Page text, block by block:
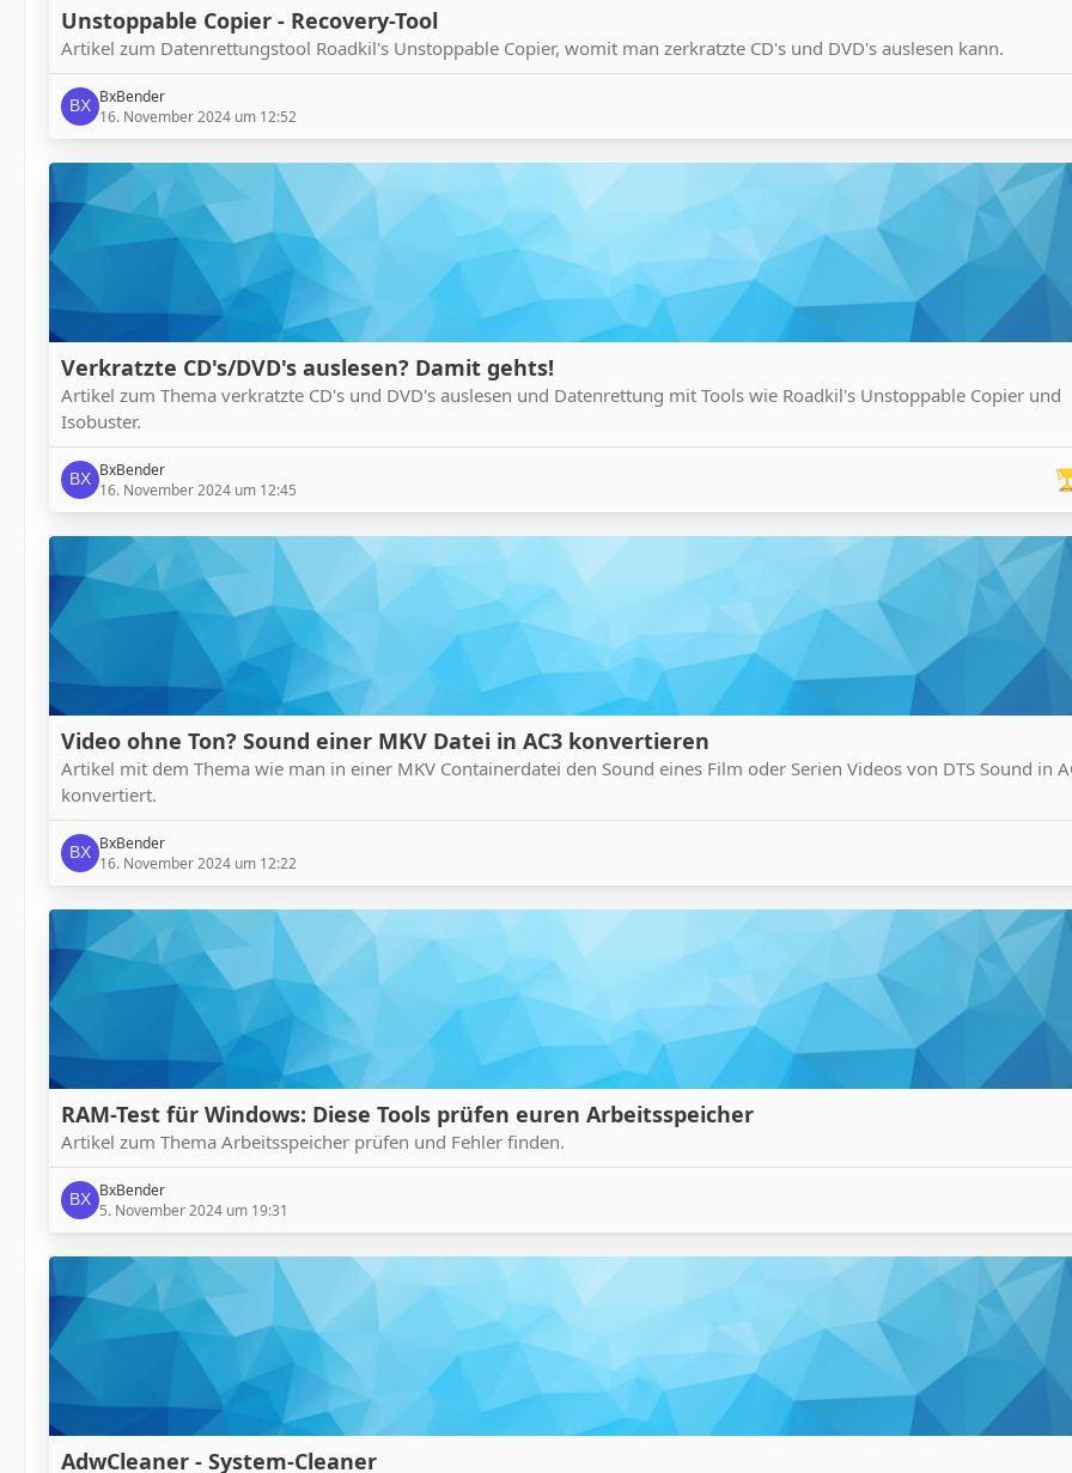
Unstoppable Copier - Recovery-Tool
Artikel zum Datenrettungstool Roadkil's Unstoppable Copier, womit man zerkratzte CD's und DVD's auslesen kann.
BxBender
16. November 2024 um 12:52
Verkratzte CD's/DVD's auslesen? Damit gehts!
Artikel zum Thema verkratzte CD's und DVD's auslesen und Datenrettung mit Tools wie Roadkil's Unstoppable Copier und
Isobuster.
BxBender
16. November 2024 um 12:45
Video ohne Ton? Sound einer MKV Datei in AC3 konvertieren
Artikel mit dem Thema wie man in einer MKV Containerdatei den Sound eines Film oder Serien Videos von DTS Sound in
konvertiert.
BxBender
16. November 2024 um 12:22
RAM-Test für Windows: Diese Tools prüfen euren Arbeitsspeicher
Artikel zum Thema Arbeitsspeicher prüfen und Fehler finden.
BxBender
5. November 2024 um 19:31
AdwCleaner - System-Cleaner